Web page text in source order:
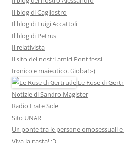
Il blog di Cagliostro
Il blog di Luigi Accattoli
Il blog di Petrus
Il relativista
Il sito dei nostri amici Pontifessi.
Ironico e maieutico. Gioba! :-)
Le Rose di
Notizie di Sandro Magister
Radio Frate Sole
Sito UNAR
Un ponte tra le persone omosessuali
Viva la pasta! :D